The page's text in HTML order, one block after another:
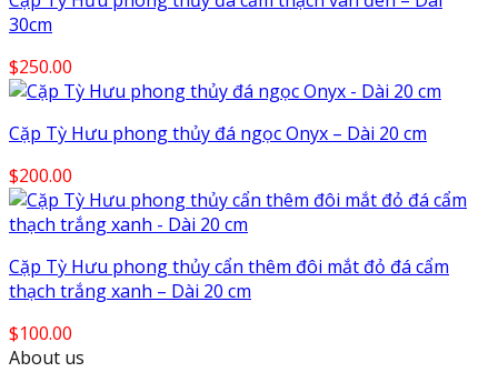
30cm
$250.00
Cặp Tỳ Hưu phong thủy đá ngọc Onyx – Dài 20 cm
$200.00
Cặp Tỳ Hưu phong thủy cẩn thêm đôi mắt đỏ đá cẩm
thạch trắng xanh – Dài 20 cm
$100.00
About us